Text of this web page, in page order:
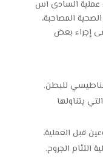
عملية السادى اس
المصاحبة،
إجراء بعض
للبطن.
يتناولها
قبل العملية،
التئام الجروح.